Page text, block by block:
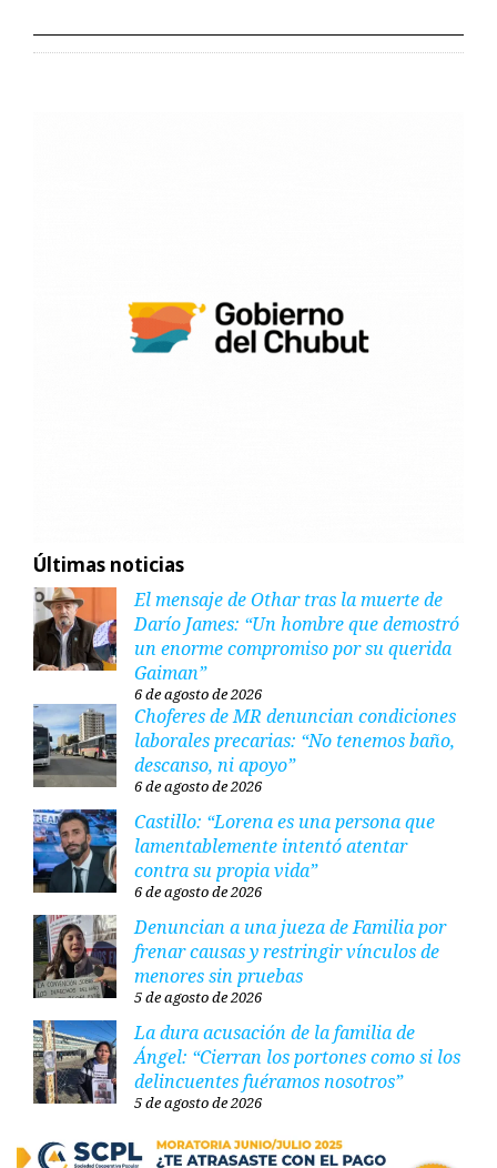
Últimas noticias
El mensaje de Othar tras la muerte de
Darío James: “Un hombre que demostró
un enorme compromiso por su querida
Gaiman”
6 de agosto de 2026
Choferes de MR denuncian condiciones
laborales precarias: “No tenemos baño,
descanso, ni apoyo”
6 de agosto de 2026
Castillo: “Lorena es una persona que
lamentablemente intentó atentar
contra su propia vida”
6 de agosto de 2026
Denuncian a una jueza de Familia por
frenar causas y restringir vínculos de
menores sin pruebas
5 de agosto de 2026
La dura acusación de la familia de
Ángel: “Cierran los portones como si los
delincuentes fuéramos nosotros”
5 de agosto de 2026